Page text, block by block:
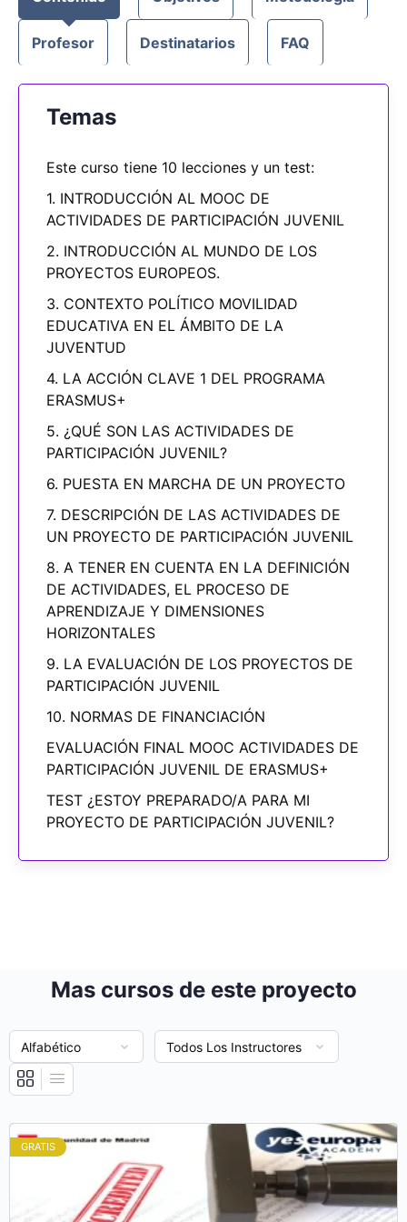
Profesor Destinatarios FAQ
Temas
Este curso tiene 10 lecciones y un test:
1. INTRODUCCIÓN AL MOOC DE
ACTIVIDADES DE PARTICIPACIÓN JUVENIL
2. INTRODUCCIÓN AL MUNDO DE LOS
PROYECTOS EUROPEOS.
3. CONTEXTO POLÍTICO MOVILIDAD
EDUCATIVA EN EL ÁMBITO DE LA
JUVENTUD
4. LA ACCIÓN CLAVE 1 DEL PROGRAMA
ERASMUS+
5. ¿QUÉ SON LAS ACTIVIDADES DE
PARTICIPACIÓN JUVENIL?
6. PUESTA EN MARCHA DE UN PROYECTO
7. DESCRIPCIÓN DE LAS ACTIVIDADES DE
UN PROYECTO DE PARTICIPACIÓN JUVENIL
8. A TENER EN CUENTA EN LA DEFINICIÓN
DE ACTIVIDADES, EL PROCESO DE
APRENDIZAJE Y DIMENSIONES
HORIZONTALES
9. LA EVALUACIÓN DE LOS PROYECTOS DE
PARTICIPACIÓN JUVENIL
10. NORMAS DE FINANCIACIÓN
EVALUACIÓN FINAL MOOC ACTIVIDADES DE
PARTICIPACIÓN JUVENIL DE ERASMUS+
TEST ¿ESTOY PREPARADO/A PARA MI
PROYECTO DE PARTICIPACIÓN JUVENIL?
Mas cursos de este proyecto
GRATIS